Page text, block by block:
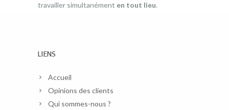
travailler simultanément en tout lieu.
LIENS
Accueil
Opinions des clients
Qui sommes-nous ?